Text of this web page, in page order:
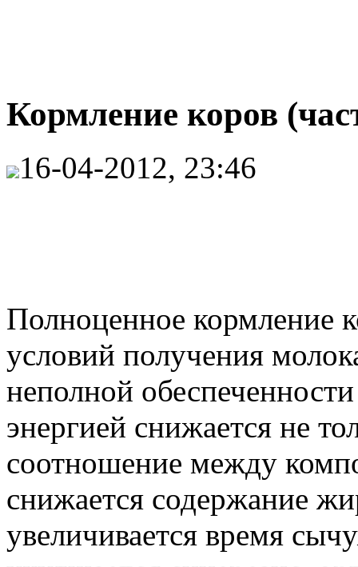
Кормление коров
16-04-2012, 23:46
Полноценное кормление
условий получения
неполной
энергией снижается не
соотношение между
снижается содержание
увеличивается время